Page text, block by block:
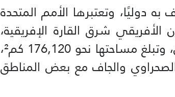
دوليًا، وتعتبرها الأمم المتحدة
شرق القارة الإفريقية،
وتمتد بين خط الاستواء وساحل خليج عدن، وتبلغ مساحتها نحو 176,120 كم²،
والجاف مع بعض المناطق